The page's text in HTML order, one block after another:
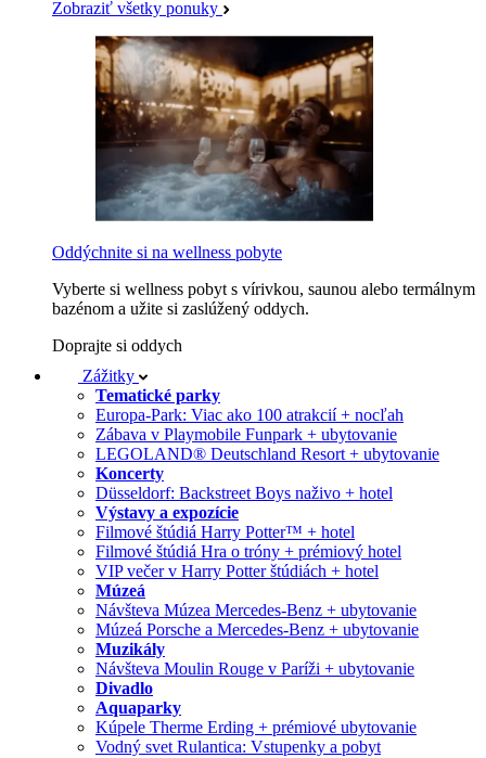
Zobraziť všetky ponuky
Oddýchnite si na wellness pobyte
Vyberte si wellness pobyt s vírivkou, saunou alebo termálnym
bazénom a užite si zaslúžený oddych.
Doprajte si oddych
Zážitky
Tematické parky
Europa-Park: Viac ako 100 atrakcií + nocľah
Zábava v Playmobile Funpark + ubytovanie
LEGOLAND® Deutschland Resort + ubytovanie
Koncerty
Düsseldorf: Backstreet Boys naživo + hotel
Výstavy a expozície
Filmové štúdiá Harry Potter™ + hotel
Filmové štúdiá Hra o tróny + prémiový hotel
VIP večer v Harry Potter štúdiách + hotel
Múzeá
Návšteva Múzea Mercedes-Benz + ubytovanie
Múzeá Porsche a Mercedes-Benz + ubytovanie
Muzikály
Návšteva Moulin Rouge v Paríži + ubytovanie
Divadlo
Aquaparky
Kúpele Therme Erding + prémiové ubytovanie
Vodný svet Rulantica: Vstupenky a pobyt